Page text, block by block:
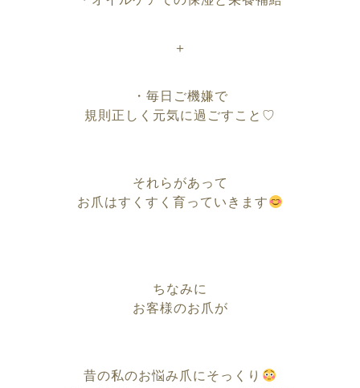
＋
・毎日ご機嫌で
規則正しく元気に過ごすこと♡
それらがあって
お爪はすくすく育っていきます
ちなみに
お客様のお爪が
昔の私のお悩み爪にそっくり